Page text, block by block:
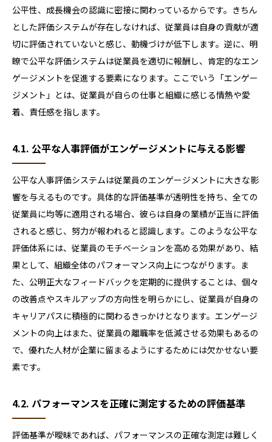
公平性、成長機会の認識に密接に関わっているからです。きちん
とした評価システムが存在しなければ、従業員は自身の貢献が適
切に評価されていないと感じ、動機づけが低下します。逆に、明
瞭で公平な評価システムは従業員を適切に報酬し、肯定的なエン
ゲージメントを促進する要素になります。ここでいう「エンゲー
ジメント」とは、従業員が自らの仕事と組織に感じる情熱や愛
着、責任感を指します。
4.1. 公平な人事評価がエンゲージメントに与える影響
公平な人事評価システムは従業員のエンゲージメントに大きな影
響を与えるものです。具体的な評価基準が透明性を持ち、全ての
従業員に均等に適用される場合、彼らは自身の業績が正当に評価
されると感じ、努力が報われると認識します。このような公平な
評価体系には、従業員のモチベーションを高める効果があり、結
果として、組織全体のパフォーマンス向上につながります。ま
た、公明正大なフィードバックを定期的に提供することは、個々
の改善点やスキルアップの方向性を明らかにし、従業員が自身の
キャリアパスに積極的に関わるきっかけとなります。エンゲージ
メントの向上はまた、従業員の離職率を低減させる効果もあるの
で、優れた人材が企業に留まるようにするためには欠かせない要
素です。
4.2. パフォーマンスを正確に測定するための評価基準
評価基準が曖昧であれば、パフォーマンスの正確な測定は難しく